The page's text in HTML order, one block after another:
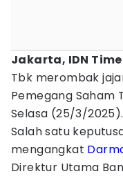
Jakarta, IDN
Tbk merombak
Pemegang Saham
Selasa (25/3/2025).
Salah satu
mengangkat
Direktur Utama